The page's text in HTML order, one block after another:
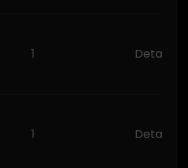
1 Detail
1 Detail